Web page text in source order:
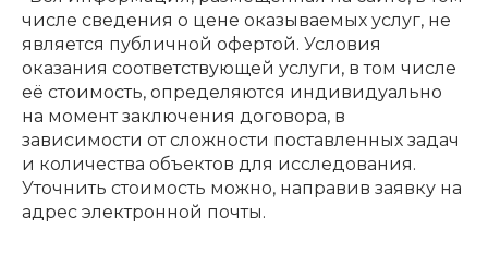
числе сведения о цене оказываемых услуг, не
является публичной офертой. Условия
оказания соответствующей услуги, в том числе
её стоимость, определяются индивидуально
на момент заключения договора, в
зависимости от сложности поставленных задач
и количества объектов для исследования.
Уточнить стоимость можно, направив заявку на
адрес электронной почты.